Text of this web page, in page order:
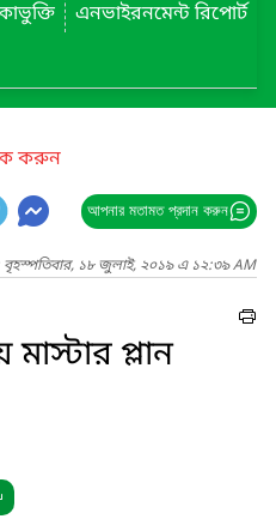
এনভাইরনমেন্ট রিপোর্ট
করুন
আপনার মতামত প্রদান করুন
বৃহস্পতিবার, ১৮ জুলাই, ২০১৯ এ ১২:৩৯ AM
প্লান